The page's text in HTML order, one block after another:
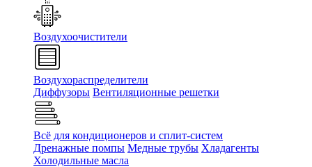
Воздухоочистители
Воздухораспределители
Диффузоры Вентиляционные решетки
Всё для кондиционеров и сплит-систем
Дренажные помпы Медные трубы Хладагенты
Холодильные масла